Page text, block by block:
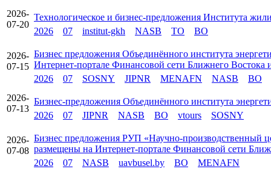
2026-
07-20
Технологическое и бизнес-предложения Института
2026
07 institut-gkh NASB TO BO
2026-
07-15
Бизнес предложения Объединённого института
Интернет-портале Финансовой сети Ближнего
2026
07 SOSNY JIPNR MENAFN NASB
BO
2026-
07-13
Бизнес-предложения Объединённого института
2026
07 JIPNR NASB BO vtours SOSNY
2026-
07-08
Бизнес предложения РУП «Научно-производственный
размещены на Интернет-портале Финансовой сети
2026
07 NASB uavbusel.by BO MENAFN